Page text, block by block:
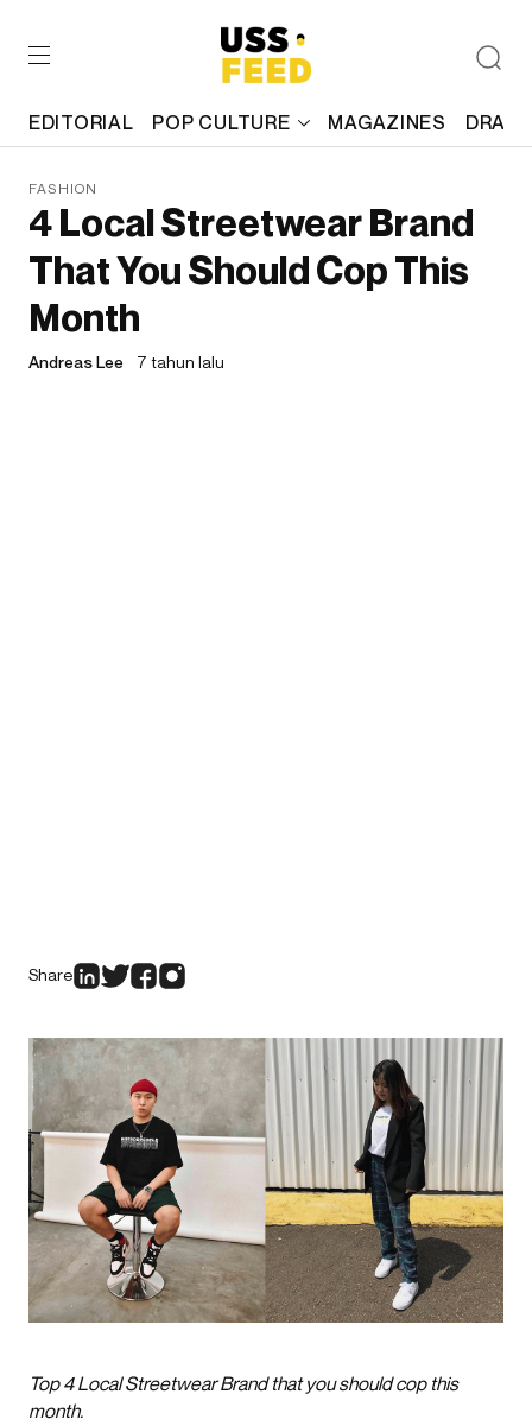
EDITORIAL POP CULTURE MAGAZINES
FASHION
4 Local Streetwear Brand
That You Should Cop This
Month
Andreas Lee 7 tahun lalu
Share
Top 4 Local Streetwear Brand that you should cop this
month.